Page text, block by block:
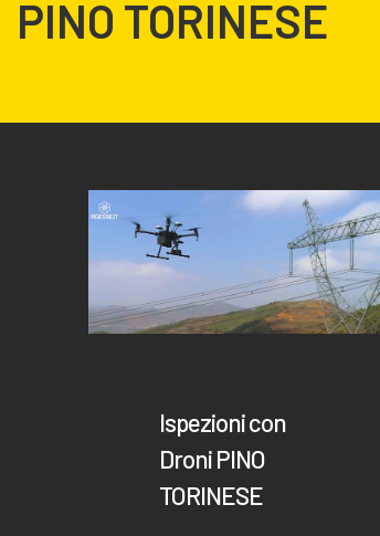
PINO TORINESE
Ispezioni con
Droni PINO
TORINESE